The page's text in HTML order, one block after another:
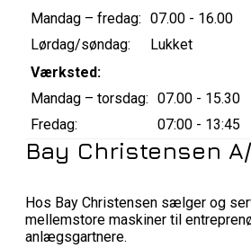
Mandag – fredag: 07.00 - 16.00
Lørdag/søndag:
Lukket
Værksted:
Mandag – torsdag: 07.00 - 15.30
Fredag:
07:00 - 13:45
Bay Christensen
Hos Bay Christensen sælger og
mellemstore maskiner til
anlægsgartnere.